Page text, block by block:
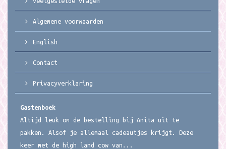
Algemene voorwaarden
English
Contact
Privacyverklaring
Gastenboek
Altijd leuk om de bestelling bij Anita uit te
pakken. Alsof je allemaal cadeautjes krijgt. Deze
keer met de high land cow van...